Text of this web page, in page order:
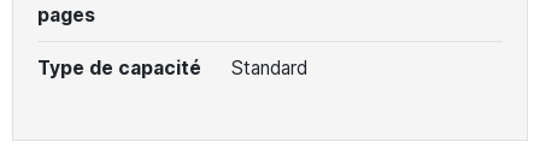
pages
Type de capacité Standard